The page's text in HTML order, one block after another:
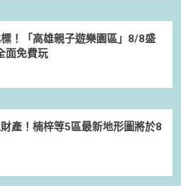
！「高雄親子遊樂園區」8/8盛
面免費玩
產！楠梓等5區最新地形圖將於8